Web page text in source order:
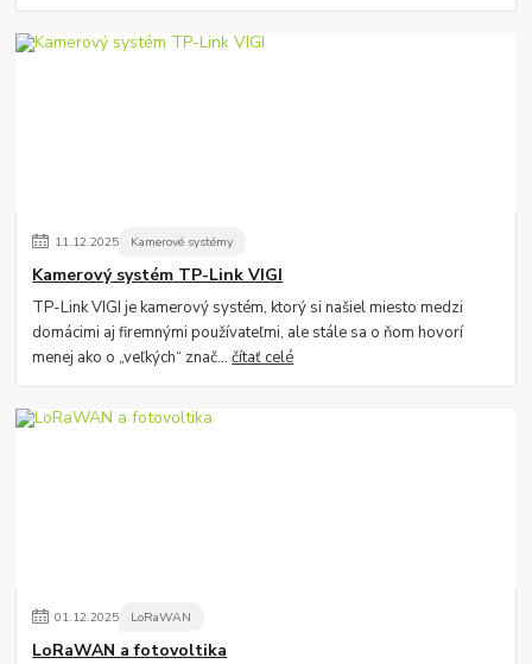
11.12.2025 Kamerové systémy
Kamerový systém TP-Link VIGI
TP-Link VIGI je kamerový systém, ktorý si našiel miesto medzi
domácimi aj firemnými používateľmi, ale stále sa o ňom hovorí
menej ako o „veľkých“ znač...čítať celé
01.12.2025 LoRaWAN
LoRaWAN a fotovoltika